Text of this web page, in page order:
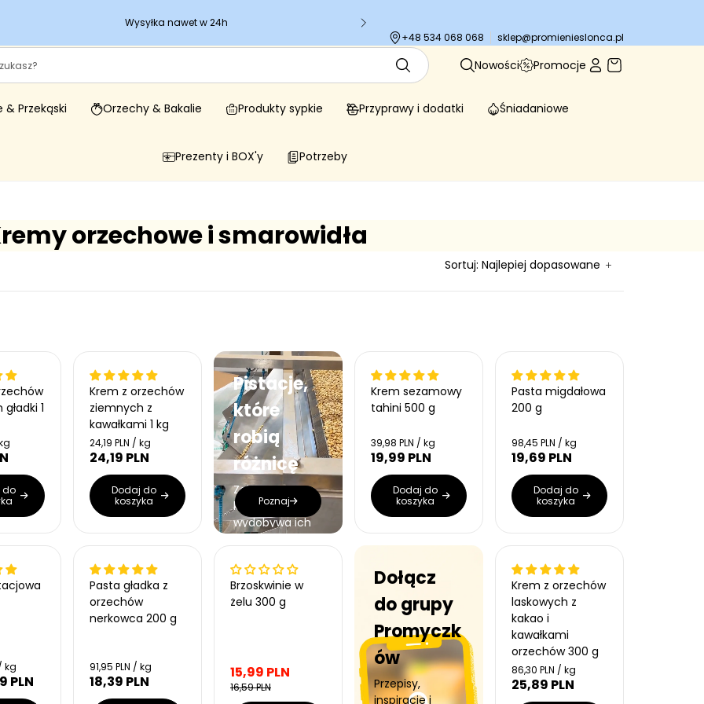
Wysyłka nawet w 24h
+48 534 068 068
sklep@promienieslonca.pl
Nowości Promocje
& Przekąski Orzechy & Bakalie Produkty sypkie Przyprawy i dodatki Śniadaniowe
Prezenty i BOX'y Potrzeby
orzechowe i smarowidła
Sortuj: Najlepiej dopasowane
1
do
Bestseller
Krem z orzechów
ziemnych z
kawałkami 1 kg
C
e
a
j
e
n
o
t
k
o
w
a
24,19 PLN / kg
C
n
a
e
g
u
a
r
n
24,19 PLN
Dodaj do
koszyka
Pistacje,
które
robią
różnicę
Zobacz proces,
który
wydobywa ich
Poznaj
Bestseller
Krem sezamowy
tahini 500 g
C
e
a
j
e
n
w
39,98 PLN / kg
C
n
a
e
g
n
a
19,99 PLN
Dodaj do
koszyka
Pasta migdałowa
200 g
C
e
a
j
e
n
o
t
k
o
w
a
98,45 PLN / kg
C
n
a
e
g
u
a
r
n
a
19,69 PLN
Dodaj do
koszyka
kg
PLN
Wyprzedany
Pasta gładka z
orzechów
nerkowca 200 g
C
e
91,95 PLN / kg
C
18,39 PLN
3% Obniżki
Promocja
Nowość
Brzoskwinie w
żelu 300 g
C
15,99 PLN
16,59 PLN
Dołącz
do grupy
Promyczk
ów
Przepisy,
inspiracje i
Krem z orzechów
laskowych z
kakao i
kawałkami
orzechów 300 g
C
e
86,30 PLN / kg
C
25,89 PLN